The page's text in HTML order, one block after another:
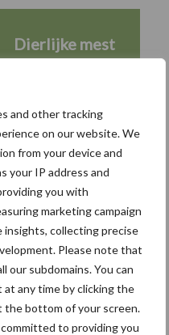
and other tracking
on our website. We
from your device and
your IP address and
you with
marketing campaign
insights, collecting precise
Please note that
our subdomains. You can
any time by clicking the
the bottom of your screen.
to providing you
Partner nieuws
van schijven
Dierlijke mest